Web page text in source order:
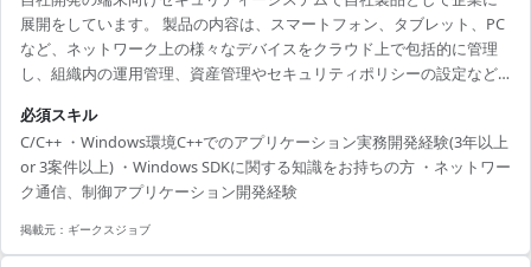
展開をしています。 製品の内容は、スマートフォン、タブレット、PC
など、ネットワーク上の様々なデバイスをクラウド上で包括的に管理
し、組織内の運用管理、資産管理やセキュリティポリシーの設定など
リューションでございます。 そちらの製品の機能追加や新規開発を行
います。
必須スキル
C/C++ ・Windows環境C++でのアプリケーション実務開発経験(3年以上
or 3案件以上) ・Windows SDKに関する知識をお持ちの方 ・ネットワー
ク通信、制御アプリケーション開発経験
掲載元： ギークスジョブ